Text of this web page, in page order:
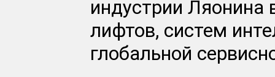
индустрии Ляонина
лифтов, систем
глобальной